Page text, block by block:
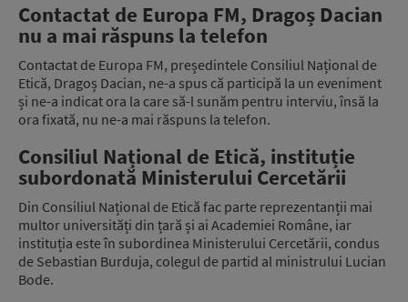
Contactat de Europa FM, Dragoș Dacian
nu a mai răspuns la telefon
Contactat de Europa FM, președintele Consiliul Național de
Etică, Dragoș Dacian, ne-a spus că participă la un eveniment
și ne-a indicat ora la care să-l sunăm pentru interviu, însă la
ora fixată, nu ne-a mai răspuns la telefon.
Consiliul Național de Etică, instituție
subordonată Ministerului Cercetării
Din Consiliul Național de Etică fac parte reprezentanții mai
multor universități din țară și ai Academiei Române, iar
instituția este în subordinea Ministerului Cercetării, condus
de Sebastian Burduja, colegul de partid al ministrului Lucian
Bode.